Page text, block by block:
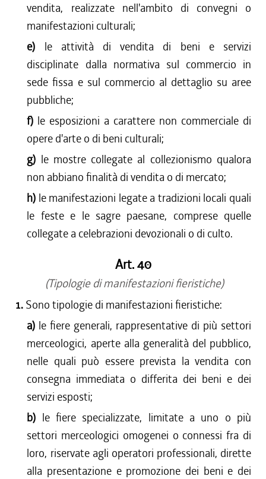
vendita, realizzate nell'ambito di convegni o
manifestazioni culturali;
e) le attività di vendita di beni e servizi
disciplinate dalla normativa sul commercio in
sede fissa e sul commercio al dettaglio su aree
pubbliche;
f) le esposizioni a carattere non commerciale di
opere d'arte o di beni culturali;
g) le mostre collegate al collezionismo qualora
non abbiano finalità di vendita o di mercato;
h) le manifestazioni legate a tradizioni locali quali
le feste e le sagre paesane, comprese quelle
collegate a celebrazioni devozionali o di culto.
Art. 40
(Tipologie di manifestazioni fieristiche)
1. Sono tipologie di manifestazioni fieristiche:
a) le fiere generali, rappresentative di più settori
merceologici, aperte alla generalità del pubblico,
nelle quali può essere prevista la vendita con
consegna immediata o differita dei beni e dei
servizi esposti;
b) le fiere specializzate, limitate a uno o più
settori merceologici omogenei o connessi fra di
loro, riservate agli operatori professionali, dirette
alla presentazione e promozione dei beni e dei